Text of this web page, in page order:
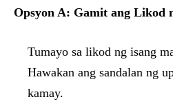
Opsyon A: Gamit ang Likod
Tumayo sa likod ng isang
Hawakan ang sandalan ng
kamay.